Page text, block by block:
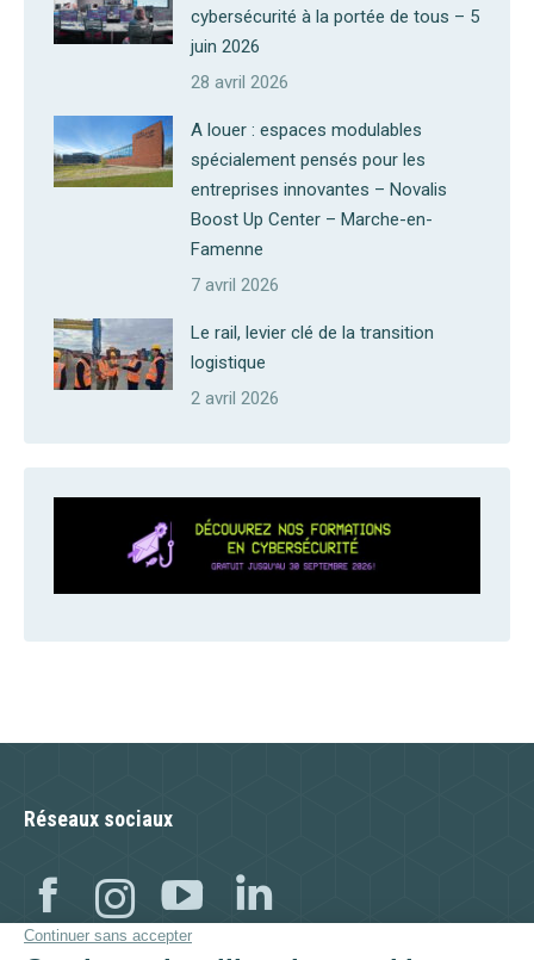
cybersécurité à la portée de tous – 5
juin 2026
28 avril 2026
A louer : espaces modulables
spécialement pensés pour les
entreprises innovantes – Novalis
Boost Up Center – Marche-en-
Famenne
7 avril 2026
Le rail, levier clé de la transition
logistique
2 avril 2026
Réseaux sociaux
Facebook
Instagram
YouTube